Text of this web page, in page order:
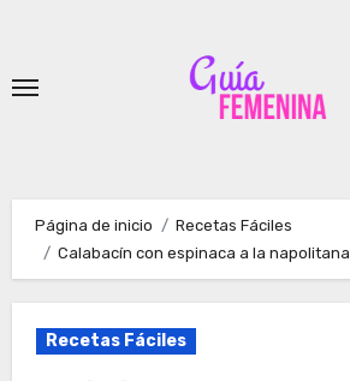
contenido
Página de inicio
Recetas Fáciles
Calabacín con espinaca a la napolitana.
Recetas Fáciles